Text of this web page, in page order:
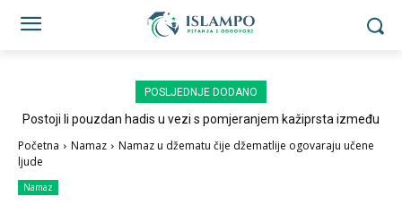
POSLJEDNJE DODANO
Postoji li pouzdan hadis u vezi s pomjeranjem kažiprsta između
Početna Namaz
Namaz u džematu čije džematlije ogovaraju učene
ljude
Namaz